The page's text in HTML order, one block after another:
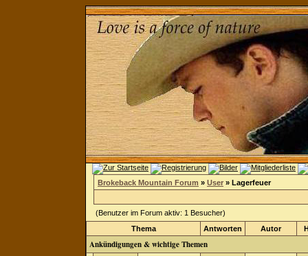
Brokeback Mountain Forum » User » Lagerfeuer
(Benutzer im Forum aktiv: 1 Besucher)
Thema
Antworten Autor
Ankündigungen & wichtige Themen